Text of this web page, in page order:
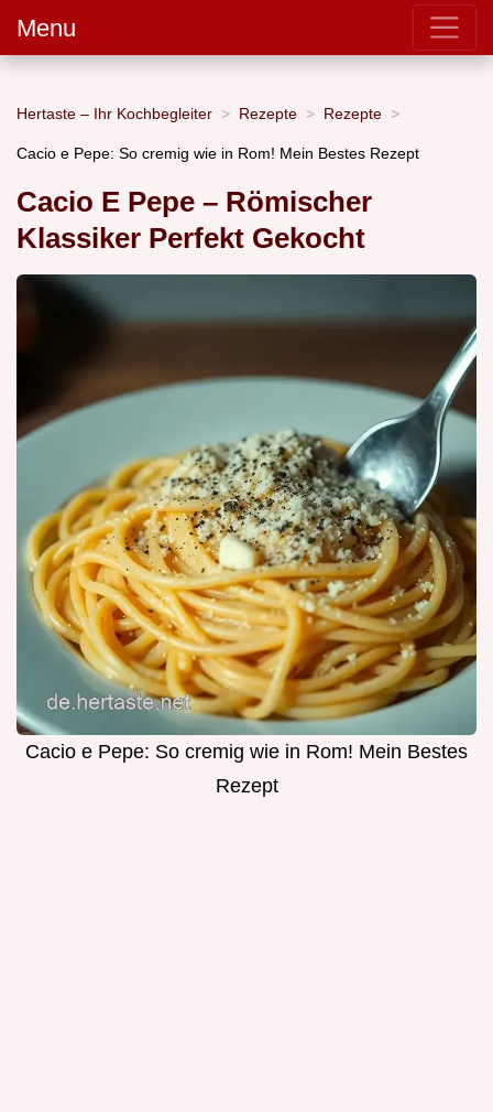
Menu
Hertaste – Ihr Kochbegleiter Rezepte Rezepte
Cacio e Pepe: So cremig wie in Rom! Mein Bestes Rezept
Cacio E Pepe – Römischer
Klassiker Perfekt Gekocht
Cacio e Pepe: So cremig wie in Rom! Mein Bestes
Rezept